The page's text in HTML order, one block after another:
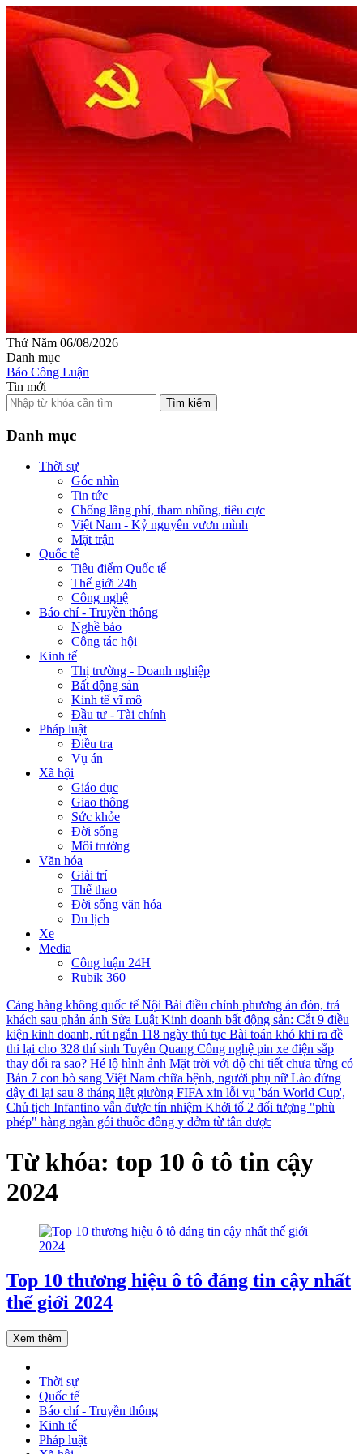
Thứ Năm 06/08/2026
Danh mục
Báo Công Luận
Tin mới
Tìm kiếm
Danh mục
Thời sự
Góc nhìn
Tin tức
Chống lãng phí, tham nhũng, tiêu cực
Việt Nam - Kỷ nguyên vươn mình
Mặt trận
Quốc tế
Tiêu điểm Quốc tế
Thế giới 24h
Công nghệ
Báo chí - Truyền thông
Nghề báo
Công tác hội
Kinh tế
Thị trường - Doanh nghiệp
Bất động sản
Kinh tế vĩ mô
Đầu tư - Tài chính
Pháp luật
Điều tra
Vụ án
Xã hội
Giáo dục
Giao thông
Sức khỏe
Đời sống
Môi trường
Văn hóa
Giải trí
Thể thao
Đời sống văn hóa
Du lịch
Xe
Media
Công luận 24H
Rubik 360
Cảng hàng không quốc tế Nội Bài điều chỉnh phương án đón, trả
khách sau phản ánh Sửa Luật Kinh doanh bất động sản: Cắt 9 điều
kiện kinh doanh, rút ngắn 118 ngày thủ tục Bài toán khó khi ra đề
thi lại cho 328 thí sinh Tuyên Quang Công nghệ pin xe điện sắp
thay đổi ra sao? Hé lộ hình ảnh Mặt trời với độ chi tiết chưa từng có
Bán 7 con bò sang Việt Nam chữa bệnh, người phụ nữ Lào đứng
dậy đi lại sau 8 tháng liệt giường FIFA xin lỗi vụ 'bán World Cup',
Chủ tịch Infantino vẫn được tín nhiệm Khởi tố 2 đối tượng "phù
phép" hàng ngàn gói thuốc đông y dởm từ tân dược
Từ khóa: top 10 ô tô tin cậy
2024
Top 10 thương hiệu ô tô đáng tin cậy nhất
thế giới 2024
Xem thêm
Thời sự
Quốc tế
Báo chí - Truyền thông
Kinh tế
Pháp luật